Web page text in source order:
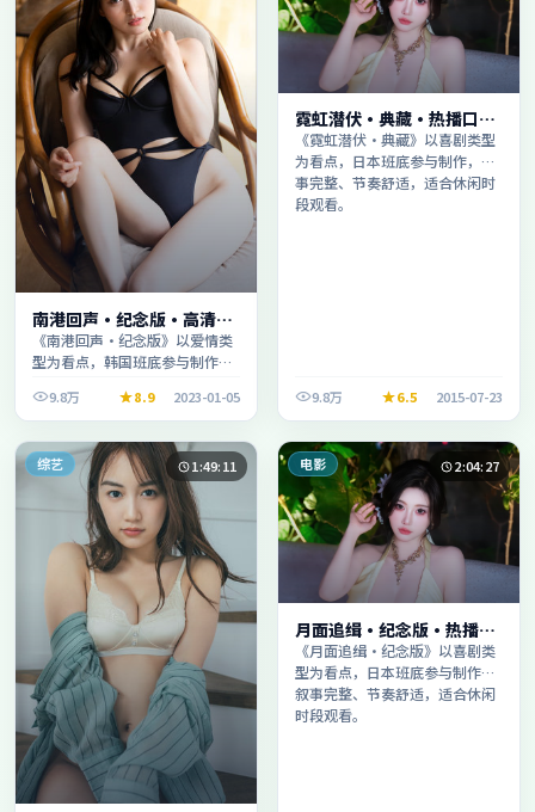
南港回声·纪念版·高清完
整收录适合周末一口气刷完
《南港回声·纪念版》以爱情类
型为看点，韩国班底参与制作，
时段观看。
9.8万 8.9 2023-01-05
霓虹潜伏·典藏·热播口碑
之作剧情扎实演技在线
《霓虹潜伏·典藏》以喜剧类型
为看点，日本班底参与制作，叙
事完整、节奏舒适，适合休闲时
段观看。
9.8万 6.5 2015-07-23
综艺 1:49:11 电影 2:04:27
月面追缉·纪念版·热播口
碑之作剧情扎实演技在线
《月面追缉·纪念版》以喜剧类
型为看点，日本班底参与制作，
叙事完整、节奏舒适，适合休闲
时段观看。